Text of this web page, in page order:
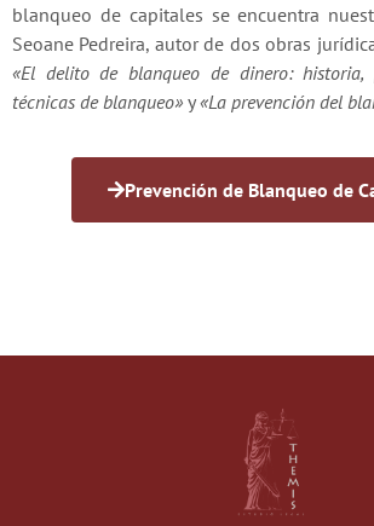
blanqueo de capitales se encuentra
Seoane Pedreira, autor de dos obras
«El delito de blanqueo de dinero:
técnicas de blanqueo» y«La prevención del
Prevención de Blanqueo de